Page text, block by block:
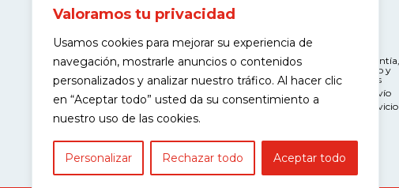
Valoramos tu privacidad
Usamos cookies para mejorar su experiencia de
navegación, mostrarle anuncios o contenidos
personalizados y analizar nuestro tráfico. Al hacer clic
en “Aceptar todo” usted da su consentimiento a
nuestro uso de las cookies.
Personalizar Rechazar todo Aceptar todo
Contacto
Calle 12A # 66A-21 Salazar Gómez,
Bogotá
(+57) 311 443 9968
contacto@americasmaquinaria.com
Políticas de Garantía,
Mantenimiento y
Devoluciones
Políticas de Envío
Garantía del Servicio